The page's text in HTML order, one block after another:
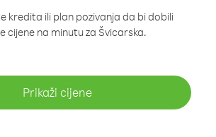
kredita ili plan pozivanja da bi dobili
cijene na minutu za Švicarska.
Prikaži cijene